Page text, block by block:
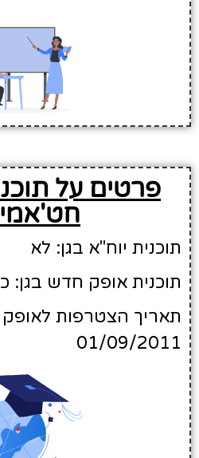
פרטים על
תוכנית יוח"א בגן: לא
תוכנית אופק חדש בגן: כן
תאריך הצטרפות
01/09/2011